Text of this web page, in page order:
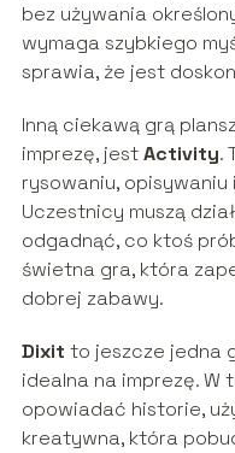
bez używania
wymaga szybkiego
sprawia, że ​​jest
Inną ciekawą grą
imprezę, jestActivity.
rysowaniu,
Uczestnicy muszą
odgadnąć, co ktoś
świetna gra, która
dobrej zabawy.
Dixit to jeszcze jedna
idealna na imprezę. W
opowiadać historie,
kreatywna, która